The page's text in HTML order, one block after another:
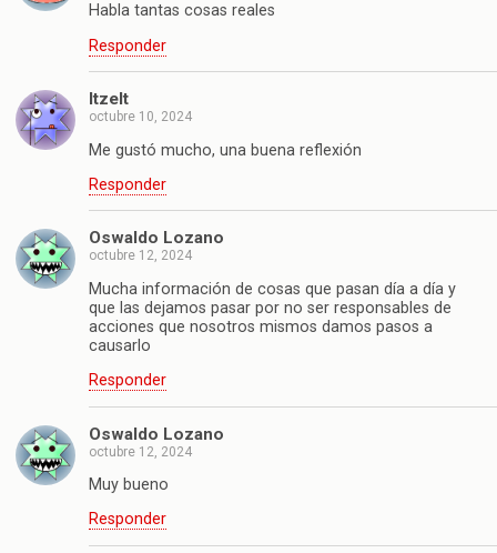
Habla tantas cosas reales
Responder
Itzelt
octubre 10, 2024
Me gustó mucho, una buena reflexión
Responder
Oswaldo Lozano
octubre 12, 2024
Mucha información de cosas que pasan día a día y
que las dejamos pasar por no ser responsables de
acciones que nosotros mismos damos pasos a
causarlo
Responder
Oswaldo Lozano
octubre 12, 2024
Muy bueno
Responder